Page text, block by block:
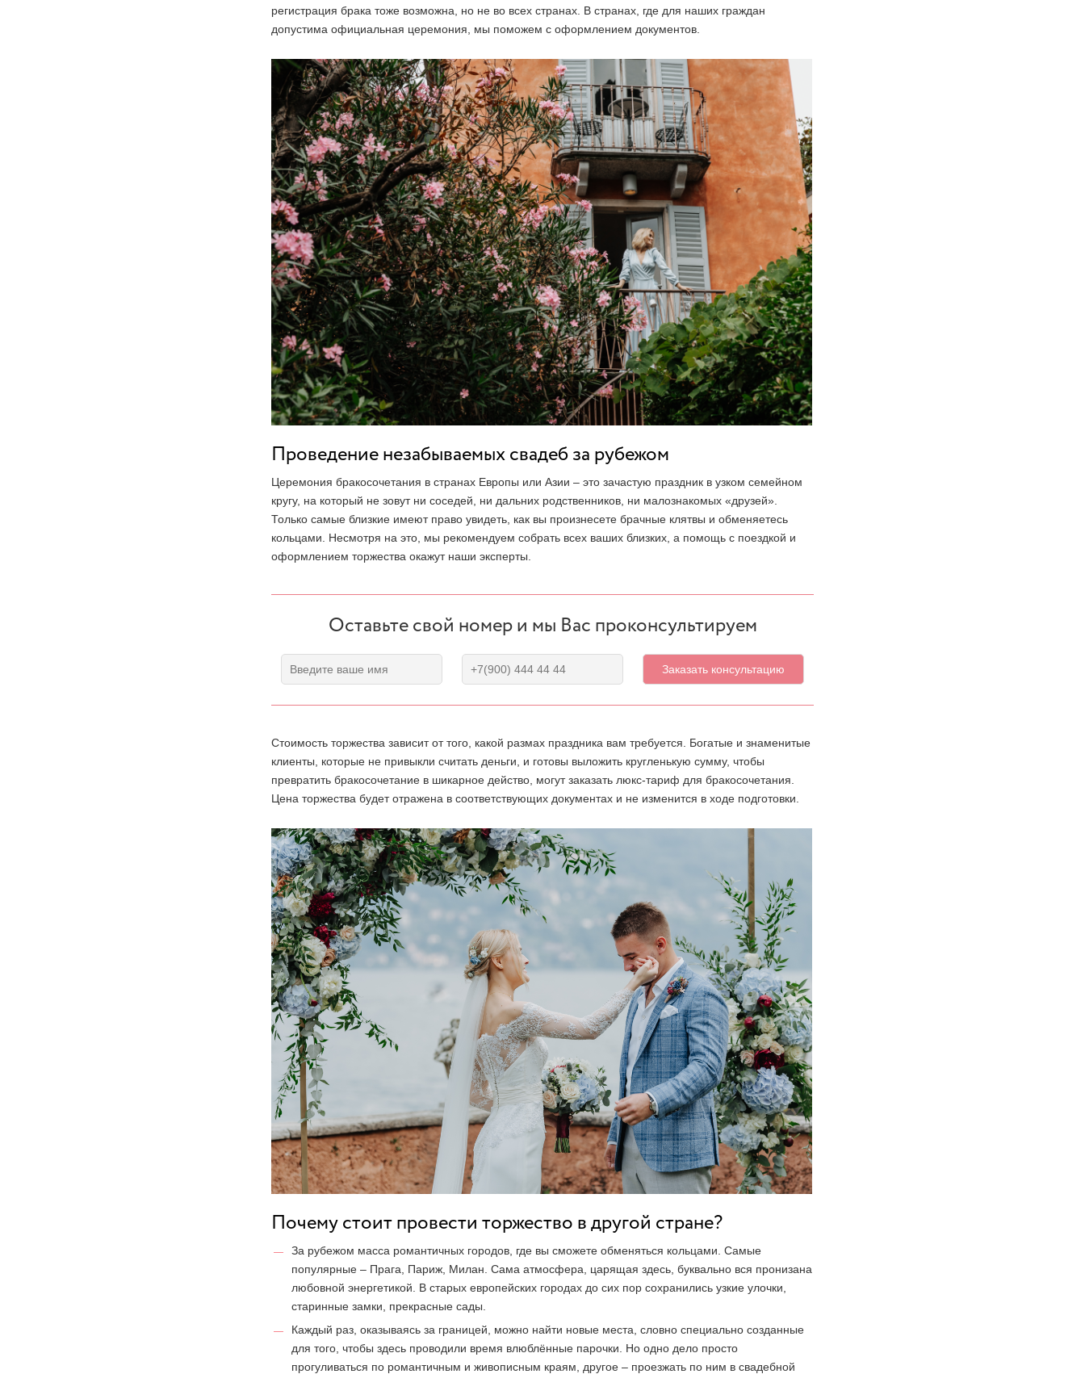
регистрация брака тоже возможна, но не во всех странах. В странах, где для наших граждан
допустима официальная церемония, мы поможем с оформлением документов.
Проведение незабываемых свадеб за рубежом
Церемония бракосочетания в странах Европы или Азии – это зачастую праздник в узком семейном
кругу, на который не зовут ни соседей, ни дальних родственников, ни малознакомых «друзей».
Только самые близкие имеют право увидеть, как вы произнесете брачные клятвы и обменяетесь
кольцами. Несмотря на это, мы рекомендуем собрать всех ваших близких, а помощь с поездкой и
оформлением торжества окажут наши эксперты.
Оставьте свой номер и мы Вас проконсультируем
Стоимость торжества зависит от того, какой размах праздника вам требуется. Богатые и знаменитые
клиенты, которые не привыкли считать деньги, и готовы выложить кругленькую сумму, чтобы
превратить бракосочетание в шикарное действо, могут заказать люкс-тариф для бракосочетания.
Цена торжества будет отражена в соответствующих документах и не изменится в ходе подготовки.
Почему стоит провести торжество в другой стране?
За рубежом масса романтичных городов, где вы сможете обменяться кольцами. Самые
популярные – Прага, Париж, Милан. Сама атмосфера, царящая здесь, буквально вся пронизана
любовной энергетикой. В старых европейских городах до сих пор сохранились узкие улочки,
старинные замки, прекрасные сады.
Каждый раз, оказываясь за границей, можно найти новые места, словно специально созданные
для того, чтобы здесь проводили время влюблённые парочки. Но одно дело просто
прогуливаться по романтичным и живописным краям, другое – проезжать по ним в свадебной